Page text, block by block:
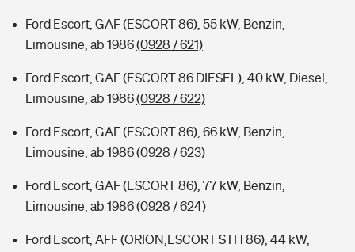
Ford Escort, GAF (ESCORT 86), 55 kW, Benzin,
Limousine, ab 1986(0928 / 621)
Ford Escort, GAF (ESCORT 86 DIESEL), 40 kW, Diesel,
Limousine, ab 1986(0928 / 622)
Ford Escort, GAF (ESCORT 86), 66 kW, Benzin,
Limousine, ab 1986(0928 / 623)
Ford Escort, GAF (ESCORT 86), 77 kW, Benzin,
Limousine, ab 1986(0928 / 624)
Ford Escort, AFF (ORION,ESCORT STH 86), 44 kW,